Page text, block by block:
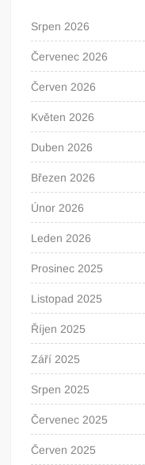
Srpen 2026
Červenec 2026
Červen 2026
Květen 2026
Duben 2026
Březen 2026
Únor 2026
Leden 2026
Prosinec 2025
Listopad 2025
Říjen 2025
Září 2025
Srpen 2025
Červenec 2025
Červen 2025